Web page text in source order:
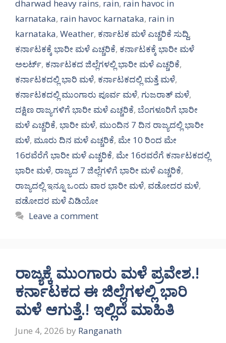
dharwad heavy rains, rain, rain havoc in
karnataka, rain havoc karnataka, rain in
karnataka, Weather, ಕರ್ನಾಟಕ ಮಳೆ ಎಚ್ಚರಿಕೆ ಸುದ್ದಿ,
ಕರ್ನಾಟಕಕ್ಕೆ ಭಾರೀ ಮಳೆ ಎಚ್ಚರಿಕೆ, ಕರ್ನಾಟಕಕ್ಕೆ ಭಾರೀ ಮಳೆ
ಅಲರ್ಟ್‌, ಕರ್ನಾಟಕದ ಜಿಲ್ಲೆಗಳಲ್ಲಿ ಭಾರೀ ಮಳೆ ಎಚ್ಚರಿಕೆ,
ಕರ್ನಾಟಕದಲ್ಲಿ ಭಾರಿ ಮಳೆ, ಕರ್ನಾಟಕದಲ್ಲಿ ಮತ್ತೆ ಮಳೆ,
ಕರ್ನಾಟಕದಲ್ಲಿ ಮುಂಗಾರು ಪೂರ್ವ ಮಳೆ, ಗುಜರಾತ್ ಮಳೆ,
ದಕ್ಷಿಣ ರಾಜ್ಯಗಳಿಗೆ ಭಾರೀ ಮಳೆ ಎಚ್ಚರಿಕೆ, ಬೆಂಗಳೂರಿಗೆ ಭಾರೀ
ಮಳೆ ಎಚ್ಚರಿಕೆ, ಭಾರೀ ಮಳೆ, ಮುಂದಿನ 7 ದಿನ ರಾಜ್ಯದಲ್ಲಿ ಭಾರೀ
ಮಳೆ, ಮೂರು ದಿನ ಮಳೆ ಎಚ್ಚರಿಕೆ, ಮೇ 10 ರಿಂದ ಮೇ
16ರವೆರೆಗೆ ಭಾರೀ ಮಳೆ ಎಚ್ಚರಿಕೆ, ಮೇ 16ರವರೆಗೆ ಕರ್ನಾಟಕದಲ್ಲಿ
ಭಾರೀ ಮಳೆ, ರಾಜ್ಯದ 7 ಜಿಲ್ಲೆಗಳಿಗೆ ಭಾರೀ ಮಳೆ ಎಚ್ಚರಿಕೆ,
ರಾಜ್ಯದಲ್ಲಿ ಇನ್ನೂ ಒಂದು ವಾರ ಭಾರೀ ಮಳೆ, ವಡೋದರ ಮಳೆ,
ವಡೋದರ ಮಳೆ ವಿಡಿಯೋ
Leave a comment
ರಾಜ್ಯಕ್ಕೆ ಮುಂಗಾರು ಮಳೆ ಪ್ರವೇಶ.!
ಕರ್ನಾಟಕದ ಈ ಜಿಲ್ಲೆಗಳಲ್ಲಿ ಭಾರಿ
ಮಳೆ ಆಗುತ್ತೆ.! ಇಲ್ಲಿದೆ ಮಾಹಿತಿ
June 4, 2026 by Ranganath